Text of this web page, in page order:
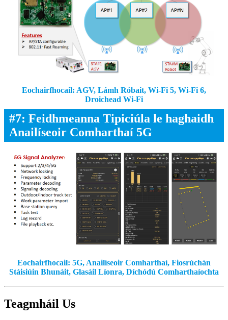
Eochairfhocail: AGV, Lámh Róbait, Wi-Fi 5, Wi-Fi 6,
Droichead Wi-Fi
#7: Feidhmeanna Tipiciúla le haghaidh
Anailíseoir Comharthaí 5G
Eochairfhocail: 5G, Anailíseoir Comharthaí, Fiosrúchán
Stáisiúin Bhunáit, Glasáil Líonra, Díchódú Comharthaíochta
Teagmháil Us